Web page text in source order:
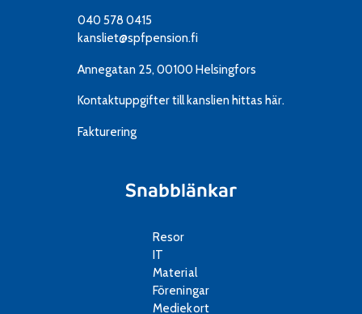
040 578 0415
kansliet@spfpension.fi
Annegatan 25, 00100 Helsingfors
Kontaktuppgifter till kanslien hittas här.
Fakturering
Snabblänkar
Resor
IT
Material
Föreningar
Mediekort